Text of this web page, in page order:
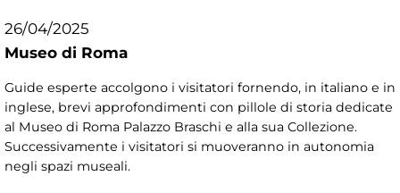
26/04/2025
Museo di Roma
Guide esperte accolgono i visitatori fornendo, in italiano e in
inglese, brevi approfondimenti con pillole di storia dedicate
al Museo di Roma Palazzo Braschi e alla sua Collezione.
Successivamente i visitatori si muoveranno in autonomia
negli spazi museali.